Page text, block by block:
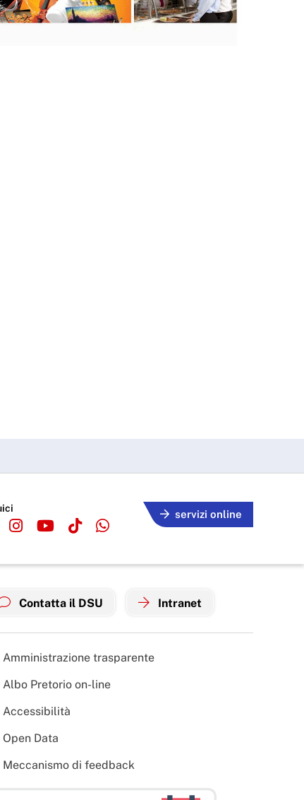
servizi online
Contatta il DSU Intranet
Amministrazione trasparente
Albo Pretorio on-line
Accessibilità
Open Data
Meccanismo di feedback